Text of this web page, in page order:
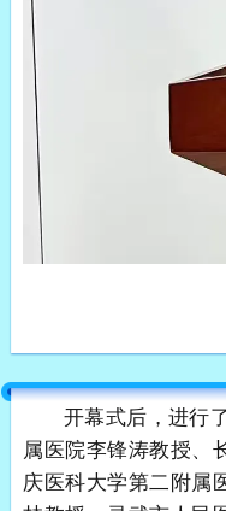
开幕式后，进行
属医院李锋涛教授、
庆医科大学第二附属